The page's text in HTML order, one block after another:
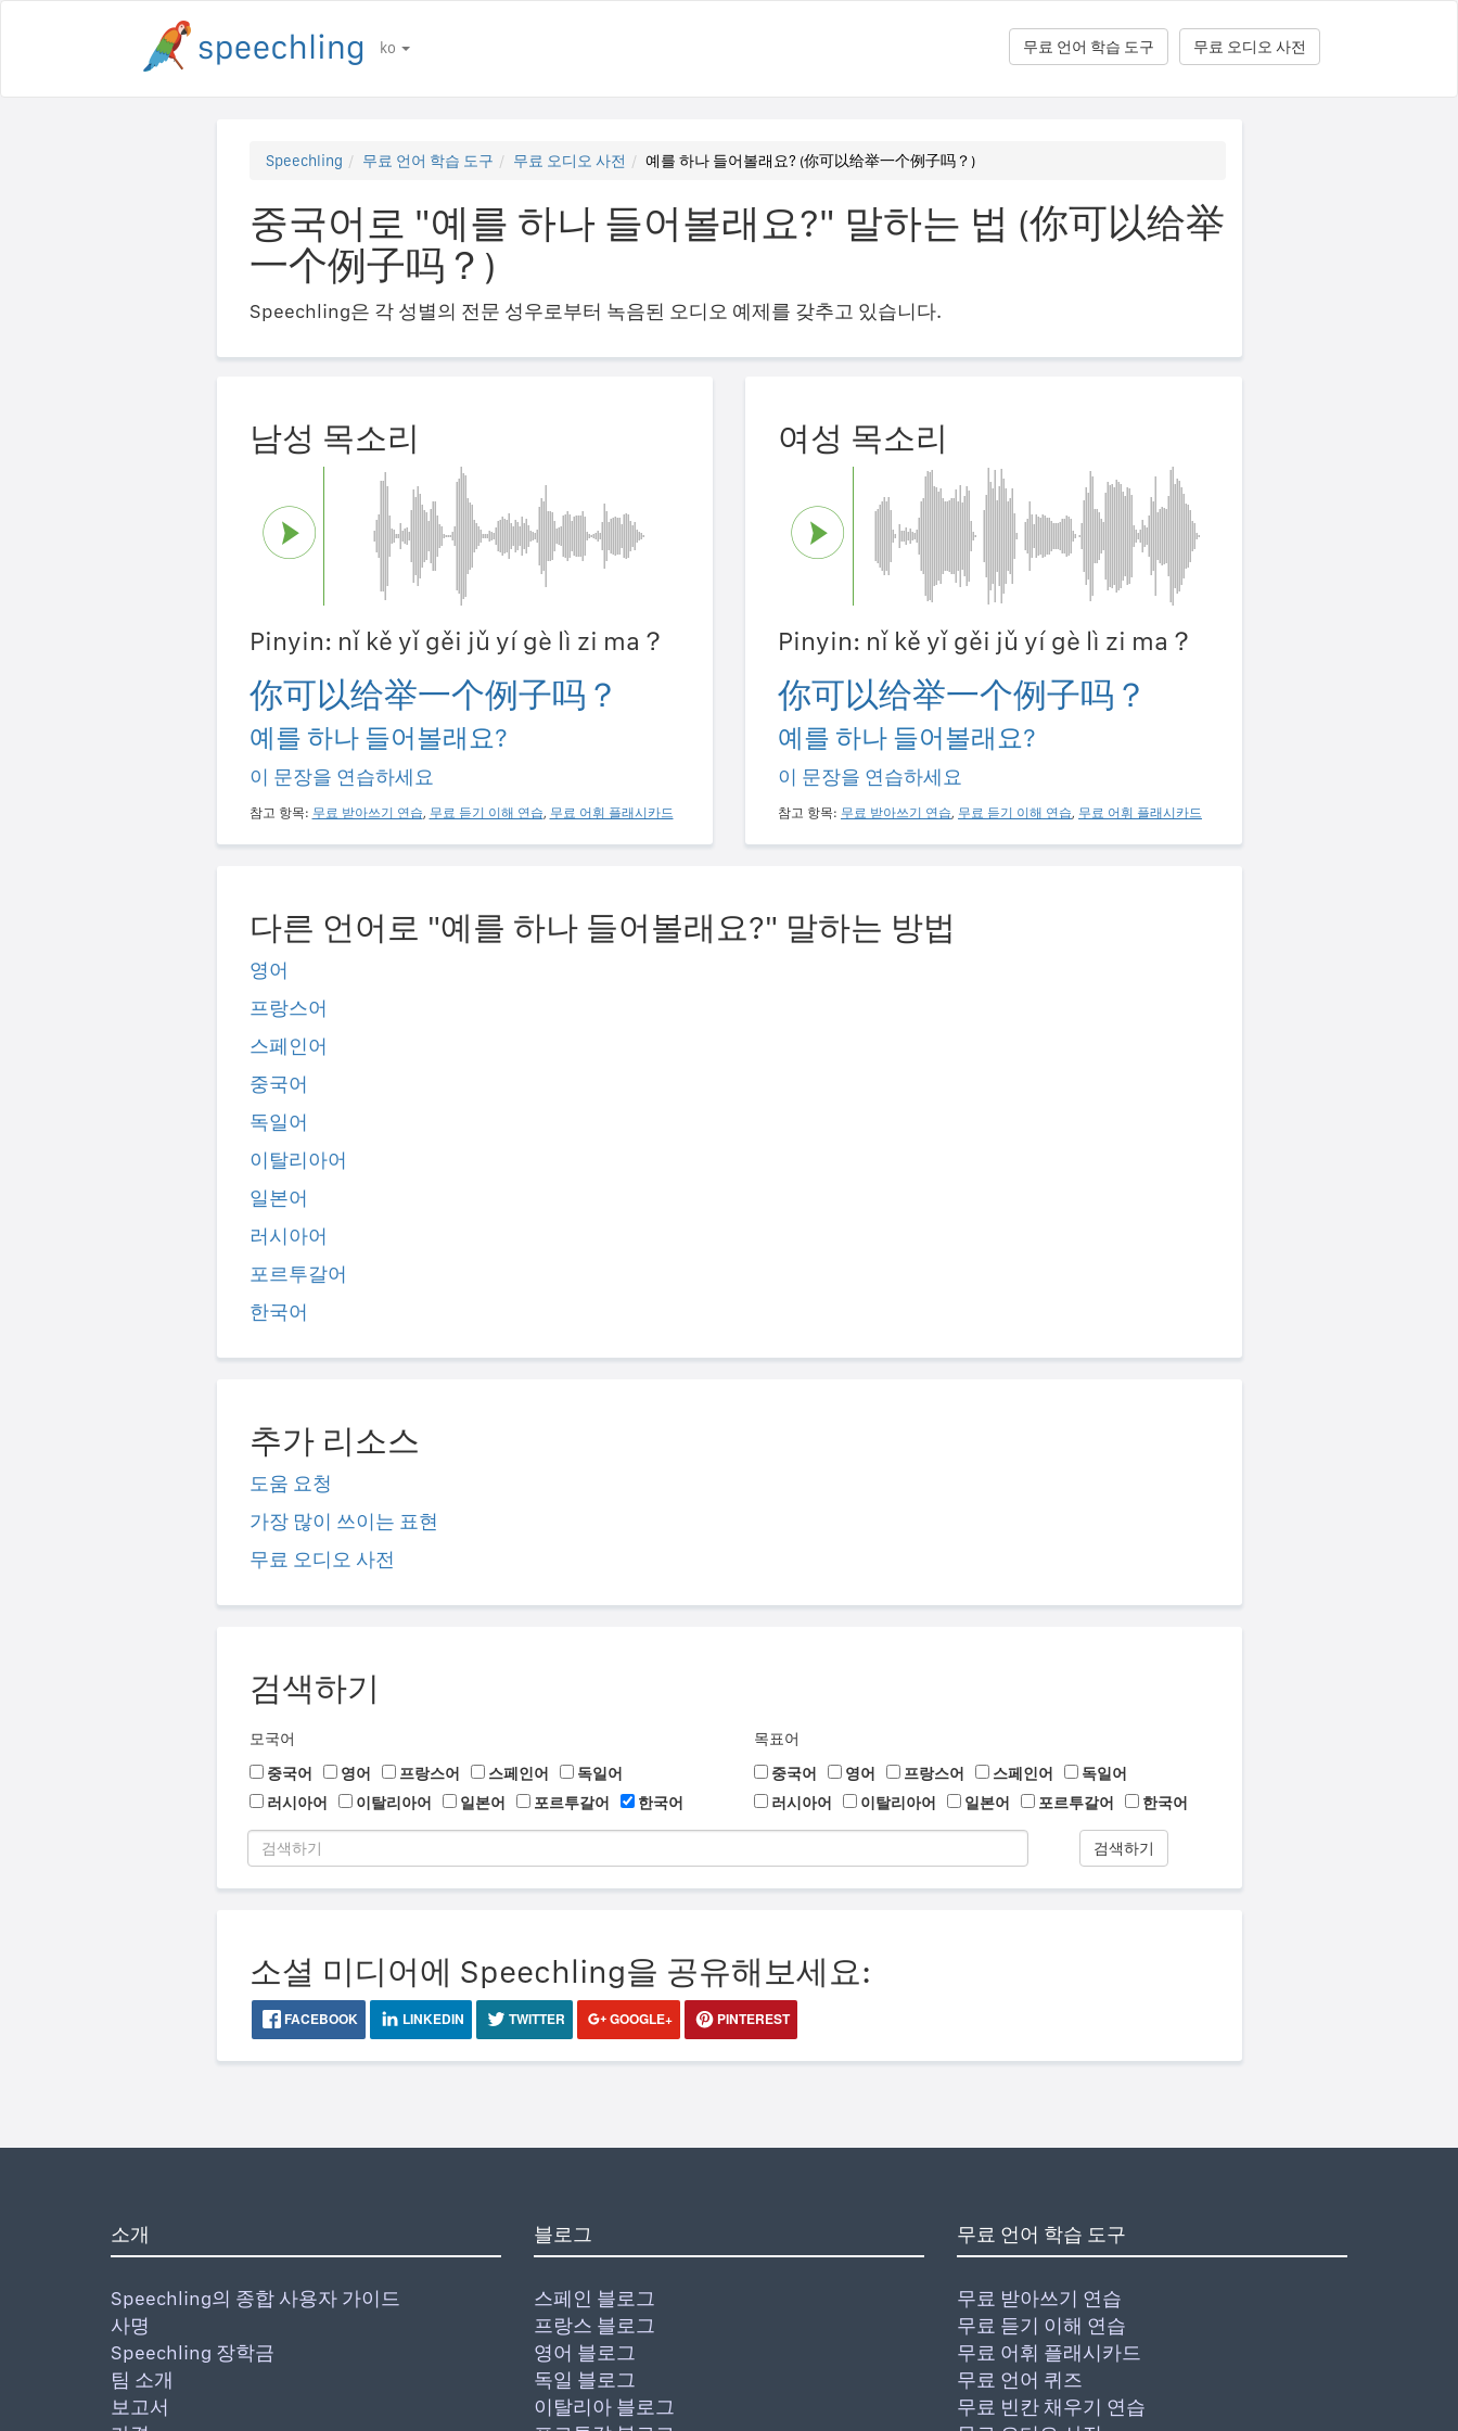
ko 무료 오디오 사전
무료 언어 학습 도구
Speechling 무료 언어 학습 도구 무료 오디오 사전 예를 하나 들어볼래요? (你可以给举一个例子吗？)
중국어로 "예를 하나 들어볼래요?" 말하는 법 (你可以给举
一个例子吗？)
Speechling은 각 성별의 전문 성우로부터 녹음된 오디오 예제를 갖추고 있습니다.
남성 목소리
Pinyin: nǐ kě yǐ gěi jǔ yí gè lì zi ma？
你可以给举一个例子吗？
예를 하나 들어볼래요?
이 문장을 연습하세요
참고 항목: 무료 받아쓰기 연습, 무료 듣기 이해 연습, 무료 어휘 플래시카드
여성 목소리
Pinyin: nǐ kě yǐ gěi jǔ yí gè lì zi ma？
你可以给举一个例子吗？
예를 하나 들어볼래요?
이 문장을 연습하세요
참고 항목: 무료 받아쓰기 연습, 무료 듣기 이해 연습, 무료 어휘 플래시카드
다른 언어로 "예를 하나 들어볼래요?" 말하는 방법
영어
프랑스어
스페인어
중국어
독일어
이탈리아어
일본어
러시아어
포르투갈어
한국어
추가 리소스
도움 요청
가장 많이 쓰이는 표현
무료 오디오 사전
검색하기
모국어
중국어
영어 프랑스어 스페인어
독일어
러시아어
이탈리아어 일본어 포르투갈어 한국어
목표어
중국어
영어 프랑스어 스페인어
독일어
러시아어
이탈리아어 일본어 포르투갈어 한국어
검색하기
소셜 미디어에 Speechling을 공유해보세요:
FACEBOOK LINKEDIN TWITTER GOOGLE+ PINTEREST
소개
Speechling의 종합 사용자 가이드
사명
Speechling 장학금
팀 소개
보고서
블로그
스페인 블로그
프랑스 블로그
영어 블로그
독일 블로그
이탈리아 블로그
무료 언어 학습 도구
무료 받아쓰기 연습
무료 듣기 이해 연습
무료 어휘 플래시카드
무료 언어 퀴즈
무료 빈칸 채우기 연습